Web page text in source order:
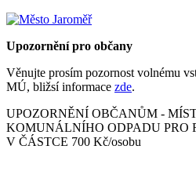
Upozornění pro občany
Věnujte prosím pozornost volnému
MÚ, bližsí informace zde.
UPOZORNĚNÍ OBČANŮM -
KOMUNÁLNÍHO ODPADU PRO
V ČÁSTCE 700 Kč/osobu